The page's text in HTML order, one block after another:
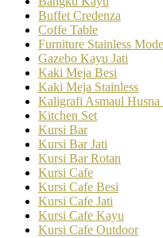
Buffet Credenza
Coffe Table
Furniture Stainless
Gazebo Kayu Jati
Kaki Meja Besi
Kaki Meja Stainless
Kaligrafi Asmaul
Kitchen Set
Kursi Bar
Kursi Bar Jati
Kursi Bar Rotan
Kursi Cafe
Kursi Cafe Besi
Kursi Cafe Jati
Kursi Cafe Kayu
Kursi Cafe Outdoor